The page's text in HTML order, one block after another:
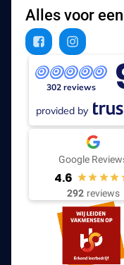
Alles voor
302 reviews
provided by
Google
4.6
292 reviews